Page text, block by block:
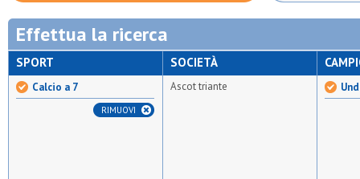
Effettua la ricerca
SPORT
Calcio a 7
RIMUOVI
SOCIETÀ
Ascot triante